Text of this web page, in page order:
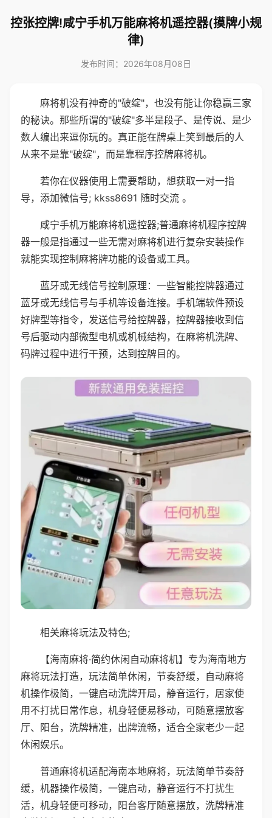
控张控牌!咸宁手机万能麻将机遥控器(摸牌小规
律)
发布时间：2026年08月08日
麻将机没有神奇的"破绽"，也没有能让你稳赢三家
的秘诀。那些所谓的"破绽"多半是段子、是传说、是少
数人编出来逗你玩的。真正能在牌桌上笑到最后的人
从来不是靠"破绽"，而是靠程序控牌麻将机。
若你在仪器使用上需要帮助，想获取一对一指
导，添加微信号; kkss8691 随时交流 。
咸宁手机万能麻将机遥控器;普通麻将机程序控牌
器一般是指通过一些无需对麻将机进行复杂安装操作
就能实现控制麻将牌功能的设备或工具。
蓝牙或无线信号控制原理：一些智能控牌器通过
蓝牙或无线信号与手机等设备连接。手机端软件预设
好牌型等指令，发送信号给控牌器，控牌器接收到信
号后驱动内部微型电机或机械结构，在麻将机洗牌、
码牌过程中进行干预，达到控牌目的。
相关麻将玩法及特色;
【海南麻将·简约休闲自动麻将机】专为海南地方
麻将玩法打造，玩法简单休闲，节奏舒缓，自动麻将
机操作极简，一键启动洗牌开局，静音运行，居家使
用不打扰日常作息，机身轻便易移动，可随意摆放客
厅、阳台，洗牌精准，出牌流畅，适合全家老少一起
休闲娱乐。
普通麻将机适配海南本地麻将，玩法简单节奏舒
缓，机器操作极简，一键启动，静音运行不打扰生
活，机身轻便可移动，阳台客厅随意摆放，洗牌精准